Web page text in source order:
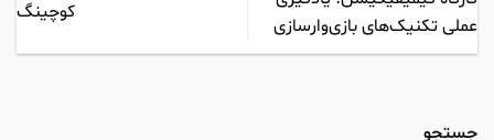
عملی تکنیک‌های بازی‌وارسازی
کوچینگ
جستجو